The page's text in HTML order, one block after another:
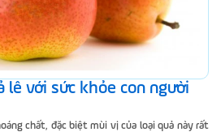
lê với sức khỏe con người
chất, đặc biệt mùi vị của loại quả này rất